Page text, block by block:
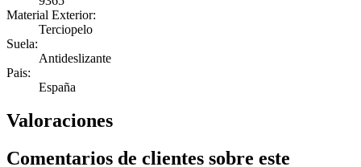
Material Exterior:
Terciopelo
Suela:
Antideslizante
Pais:
España
Valoraciones
Comentarios de clientes sobre este